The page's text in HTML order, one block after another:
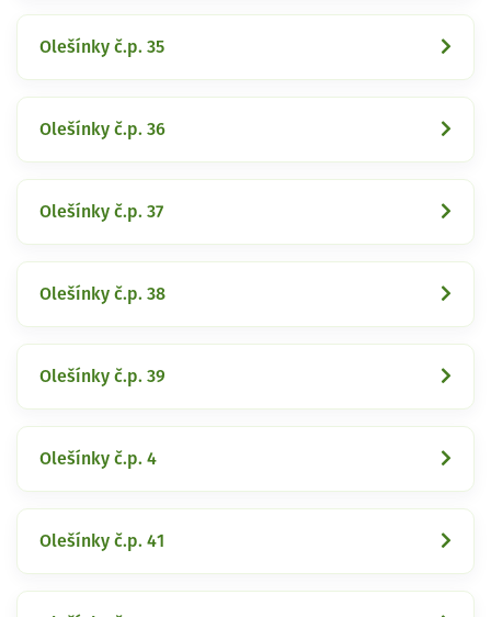
Olešínky č.p. 35
Olešínky č.p. 36
Olešínky č.p. 37
Olešínky č.p. 38
Olešínky č.p. 39
Olešínky č.p. 4
Olešínky č.p. 41